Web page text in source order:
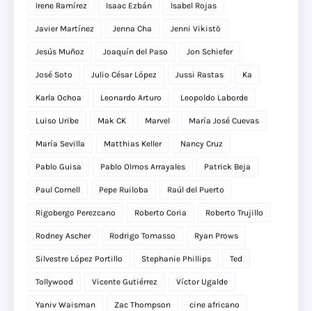
Irene Ramírez Isaac Ezbán Isabel Rojas
Javier Martínez Jenna Cha Jenni Vikistö
Jesús Muñoz Joaquín del Paso Jon Schiefer
José Soto Julio César López Jussi Rastas Ka
Karla Ochoa Leonardo Arturo Leopoldo Laborde
Luiso Uribe Mak CK Marvel María José Cuevas
María Sevilla Matthias Keller Nancy Cruz
Pablo Guisa Pablo Olmos Arrayales Patrick Beja
Paul Cornell Pepe Ruiloba Raúl del Puerto
Rigobergo Perezcano Roberto Coria Roberto Trujillo
Rodney Ascher Rodrigo Tomasso Ryan Prows
Silvestre López Portillo Stephanie Phillips Ted
Tollywood Vicente Gutiérrez Víctor Ugalde
Yaniv Waisman Zac Thompson cine africano